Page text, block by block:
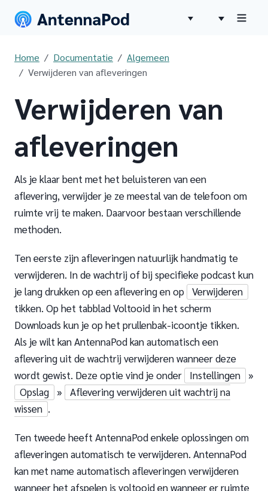
Home Documentatie
Algemeen
Verwijderen van afleveringen
Verwijderen van
afleveringen
Als je klaar bent met het beluisteren van een
aflevering, verwijder je ze meestal van de telefoon om
ruimte vrij te maken. Daarvoor bestaan verschillende
methoden.
Ten eerste zijn afleveringen natuurlijk handmatig te
verwijderen. In de wachtrij of bij specifieke podcast kun
je lang drukken op een aflevering en op
Verwijderen
tikken. Op het tabblad Voltooid in het scherm
Downloads kun je op het prullenbak-icoontje tikken.
Als je wilt kan AntennaPod kan automatisch een
aflevering uit de wachtrij verwijderen wanneer deze
wordt gewist. Deze optie vind je onder
Instellingen
»
Opslag
»
Aflevering verwijderen uit wachtrij na
wissen .
Ten tweede heeft AntennaPod enkele oplossingen om
afleveringen automatisch te verwijderen. AntennaPod
kan met name automatisch afleveringen verwijderen
wanneer het afspelen is voltooid en wanneer er ruimte